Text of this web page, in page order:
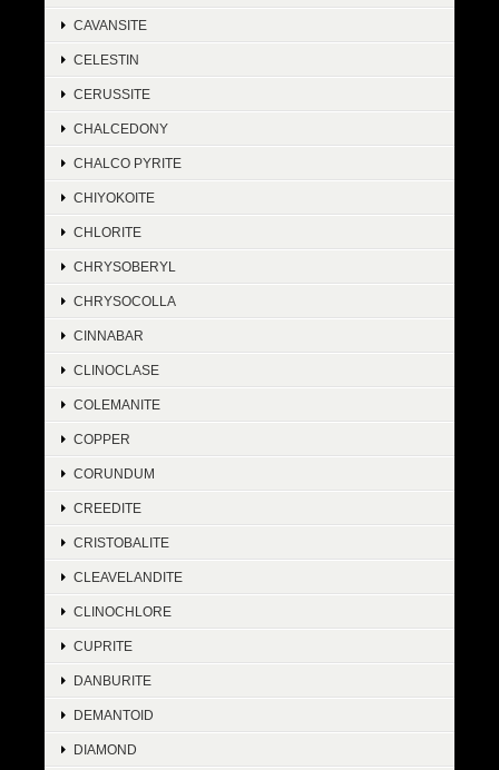
CAVANSITE
CELESTIN
CERUSSITE
CHALCEDONY
CHALCO PYRITE
CHIYOKOITE
CHLORITE
CHRYSOBERYL
CHRYSOCOLLA
CINNABAR
CLINOCLASE
COLEMANITE
COPPER
CORUNDUM
CREEDITE
CRISTOBALITE
CLEAVELANDITE
CLINOCHLORE
CUPRITE
DANBURITE
DEMANTOID
DIAMOND